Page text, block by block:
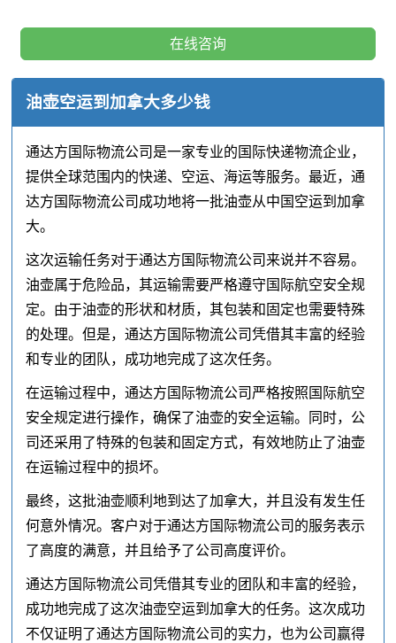
在线咨询
油壶空运到加拿大多少钱
通达方国际物流公司是一家专业的国际快递物流企业，
提供全球范围内的快递、空运、海运等服务。最近，通
达方国际物流公司成功地将一批油壶从中国空运到加拿
大。
这次运输任务对于通达方国际物流公司来说并不容易。
油壶属于危险品，其运输需要严格遵守国际航空安全规
定。由于油壶的形状和材质，其包装和固定也需要特殊
的处理。但是，通达方国际物流公司凭借其丰富的经验
和专业的团队，成功地完成了这次任务。
在运输过程中，通达方国际物流公司严格按照国际航空
安全规定进行操作，确保了油壶的安全运输。同时，公
司还采用了特殊的包装和固定方式，有效地防止了油壶
在运输过程中的损坏。
最终，这批油壶顺利地到达了加拿大，并且没有发生任
何意外情况。客户对于通达方国际物流公司的服务表示
了高度的满意，并且给予了公司高度评价。
通达方国际物流公司凭借其专业的团队和丰富的经验，
成功地完成了这次油壶空运到加拿大的任务。这次成功
不仅证明了通达方国际物流公司的实力，也为公司赢得